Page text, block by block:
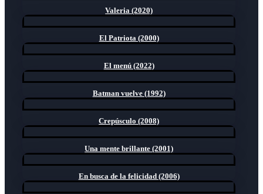
Valeria (2020)
El Patriota (2000)
El menú (2022)
Batman vuelve (1992)
Crepúsculo (2008)
Una mente brillante (2001)
En busca de la felicidad (2006)